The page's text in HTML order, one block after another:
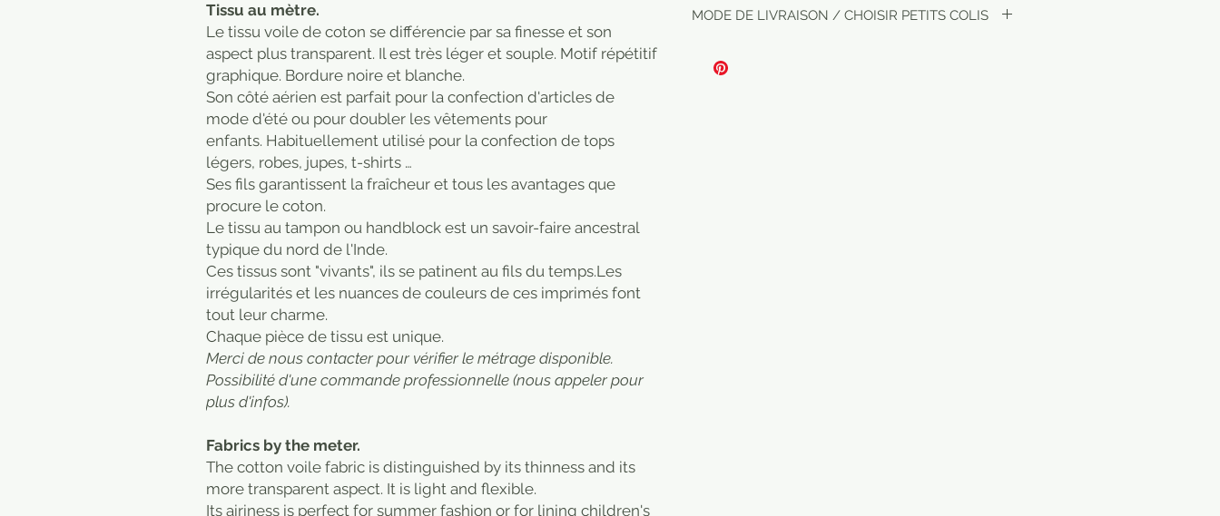
Tissu au mètre.
Le tissu voile de coton se différencie par sa finesse et son
aspect plus transparent. Il est très léger et souple. Motif répétitif
graphique. Bordure noire et blanche.
Son côté aérien est parfait pour la confection d'articles de
mode d'été ou pour doubler les vêtements pour
enfants. Habituellement utilisé pour la confection de tops
légers, robes, jupes, t-shirts …
Ses fils garantissent la fraîcheur et tous les avantages que
procure le coton.
Le tissu au tampon ou handblock est un savoir-faire ancestral
typique du nord de l'Inde.
Ces tissus sont "vivants", ils se patinent au fils du temps.Les
irrégularités et les nuances de couleurs de ces imprimés font
tout leur charme.
​Chaque pièce de tissu est unique.
Merci de nous contacter pour vérifier le métrage disponible.
Possibilité d'une commande professionnelle (nous appeler pour
plus d'infos).
Fabrics by the meter.
The cotton voile fabric is distinguished by its thinness and its
more transparent aspect. It is light and flexible.
Its airiness is perfect for summer fashion or for lining children's
MODE DE LIVRAISON / CHOISIR PETITS COLIS